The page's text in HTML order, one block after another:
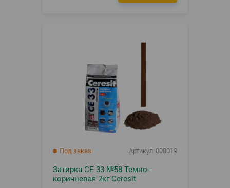
Под заказ Артикул 000019
Затирка CE 33 №58 Темно-
коричневая 2кг Ceresit